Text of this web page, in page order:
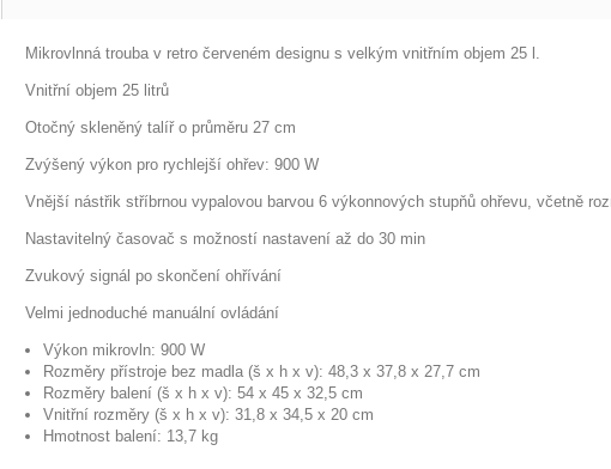
Mikrovlnná trouba v retro červeném designu s velkým vnitřním objem 25 l.
Vnitřní objem 25 litrů
Otočný skleněný talíř o průměru 27 cm
Zvýšený výkon pro rychlejší ohřev: 900 W
Vnější nástřik stříbrnou vypalovou barvou 6 výkonnových stupňů ohřevu, včetně
Nastavitelný časovač s možností nastavení až do 30 min
Zvukový signál po skončení ohřívání
Velmi jednoduché manuální ovládání
Výkon mikrovln: 900 W
Rozměry přístroje bez madla (š x h x v): 48,3 x 37,8 x 27,7 cm
Rozměry balení (š x h x v): 54 x 45 x 32,5 cm
Vnitřní rozměry (š x h x v): 31,8 x 34,5 x 20 cm
Hmotnost balení: 13,7 kg